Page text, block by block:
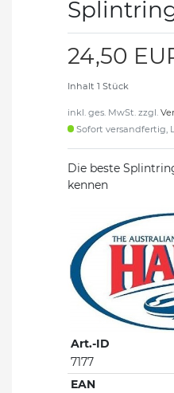
24,50
Inhalt 1 Stück
inkl. ges. MwSt. zzgl.
Sofort versandfertig,
Die beste
kennen
Art.-ID
7177
EAN